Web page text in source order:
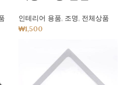
인테리어 용품, 조명, 전체상품
₩1,500